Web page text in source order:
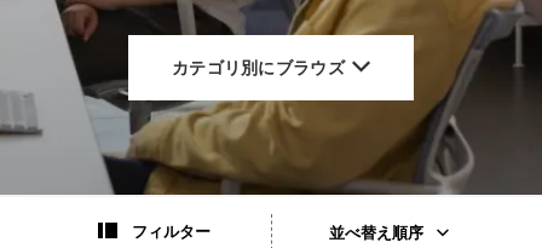
|
ロ
ジ
カテゴリ別にブラウズ
フィルター 並べ替え順序